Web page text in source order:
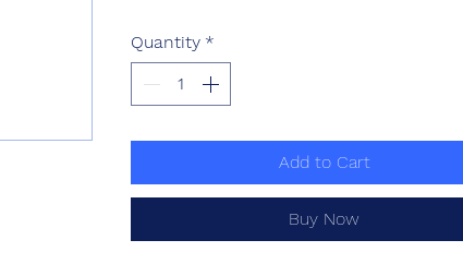
Quantity *
Add to Cart
Buy Now